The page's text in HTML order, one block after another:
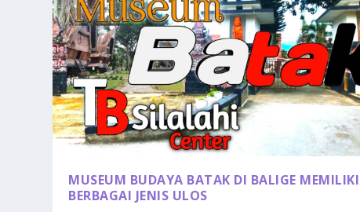
MUSEUM BUDAYA BATAK DI BALIGE MEMILIKI
BERBAGAI JENIS ULOS